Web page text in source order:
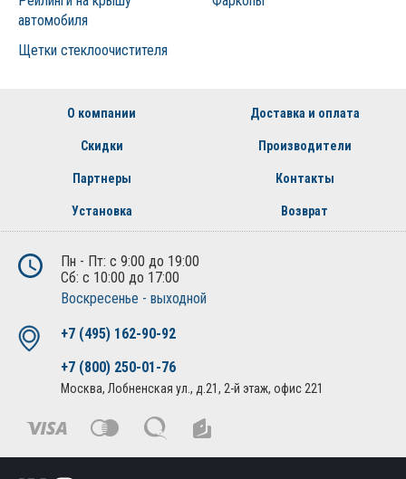
автомобиля
Щетки стеклоочистителя
О компании Доставка и оплата
Скидки Производители
Партнеры Контакты
Установка Возврат
Пн - Пт: с 9:00 до 19:00
Сб: с 10:00 до 17:00
Воскресенье - выходной
+7 (495) 162-90-92
+7 (800) 250-01-76
Москва, Лобненская ул., д.21, 2-й этаж, офис 221